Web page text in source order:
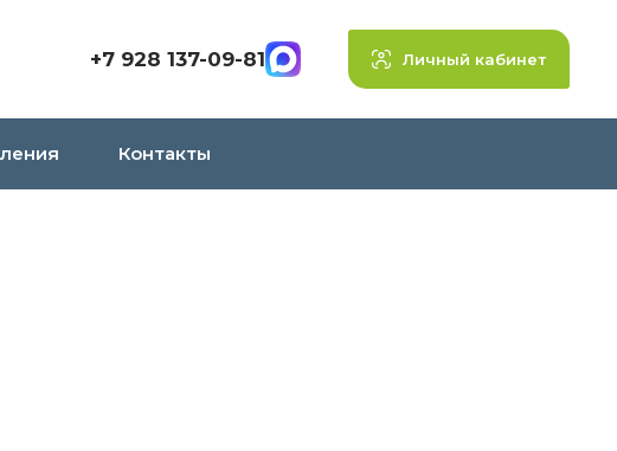
+7 928 137-09-81 Личный кабинет
Контакты